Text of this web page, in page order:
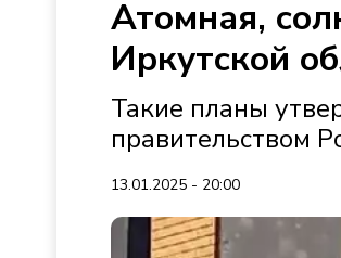
Атомная,
Иркутской
Такие планы
правительством
13.01.2025 - 20:00